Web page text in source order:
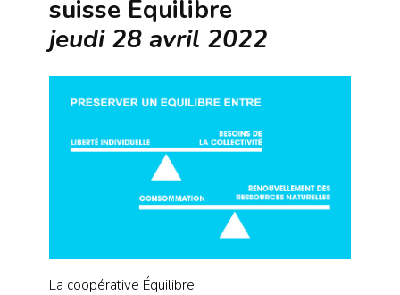
suisse Équilibre
jeudi 28 avril 2022
La coopérative Équilibre